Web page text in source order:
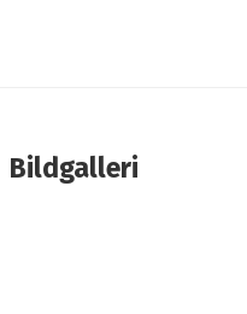
Bildgalleri